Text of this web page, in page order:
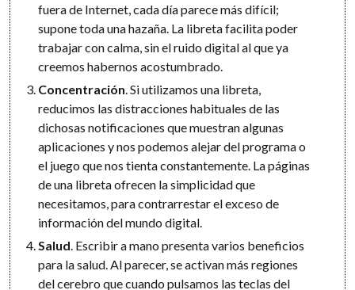
fuera de Internet, cada día parece más difícil;
supone toda una hazaña. La libreta facilita poder
trabajar con calma, sin el ruido digital al que ya
creemos habernos acostumbrado.
Concentración . Si utilizamos una libreta,
reducimos las distracciones habituales de las
dichosas notificaciones que muestran algunas
aplicaciones y nos podemos alejar del programa o
el juego que nos tienta constantemente. La páginas
de una libreta ofrecen la simplicidad que
necesitamos, para contrarrestar el exceso de
información del mundo digital.
Salud . Escribir a mano presenta varios beneficios
para la salud. Al parecer, se activan más regiones
del cerebro que cuando pulsamos las teclas del